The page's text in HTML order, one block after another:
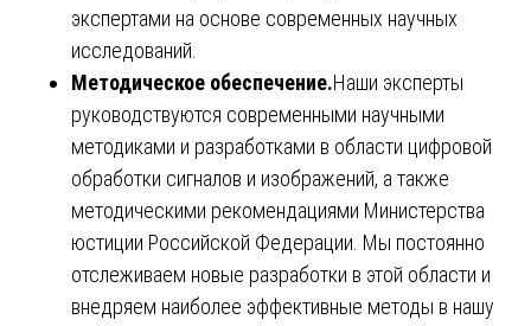
экспертами на основе современных научных
исследований.
Методическое обеспечение.Наши эксперты
руководствуются современными научными
методиками и разработками в области цифровой
обработки сигналов и изображений, а также
методическими рекомендациями Министерства
юстиции Российской Федерации. Мы постоянно
отслеживаем новые разработки в этой области и
внедряем наиболее эффективные методы в нашу